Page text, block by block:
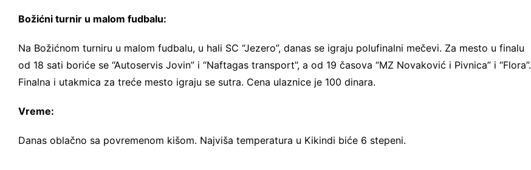
Božićni turnir u malom fudbalu:
Na Božićnom turniru u malom fudbalu, u hali SC “Jezero”, danas se igraju polufinalni mečevi. Za mesto u finalu
od 18 sati boriće se “Autoservis Jovin” i “Naftagas transport”, a od 19 časova “MZ Novaković i Pivnica” i “Flora”.
Finalna i utakmica za treće mesto igraju se sutra. Cena ulaznice je 100 dinara.
Vreme:
Danas oblačno sa povremenom kišom. Najviša temperatura u Kikindi biće 6 stepeni.